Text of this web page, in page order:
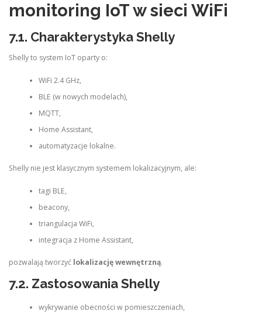
monitoring IoT w sieci WiFi
7.1. Charakterystyka Shelly
Shelly to system IoT oparty o:
WiFi 2.4 GHz,
BLE (w nowych modelach),
MQTT,
Home Assistant,
automatyzacje lokalne.
Shelly nie jest klasycznym systemem lokalizacyjnym, ale:
tagi BLE,
beacony,
triangulacja WiFi,
integracja z Home Assistant,
pozwalają tworzyć lokalizację wewnętrzną.
7.2. Zastosowania Shelly
wykrywanie obecności w pomieszczeniach,